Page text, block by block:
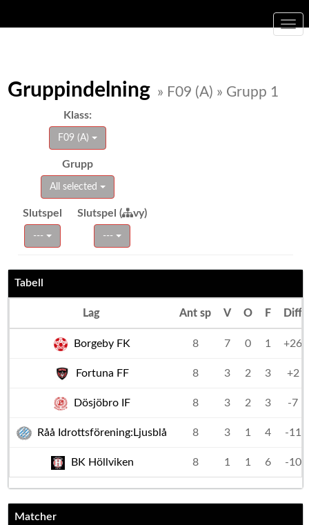
Gruppindelning » F09 (A) » Grupp 1
Klass:
F09 (A)
Grupp
All selected
Slutspel Slutspel ( vy)
--- ---
Tabell
Lag Ant sp V O F Diff
Borgeby FK 8 7 0 1 +26
Fortuna FF 8 3 2 3 +2
Dösjöbro IF 8 3 2 3 -7
Råå Idrottsförening:Ljusblå 8 3 1 4 -11
BK Höllviken 8 1 1 6 -10
Matcher